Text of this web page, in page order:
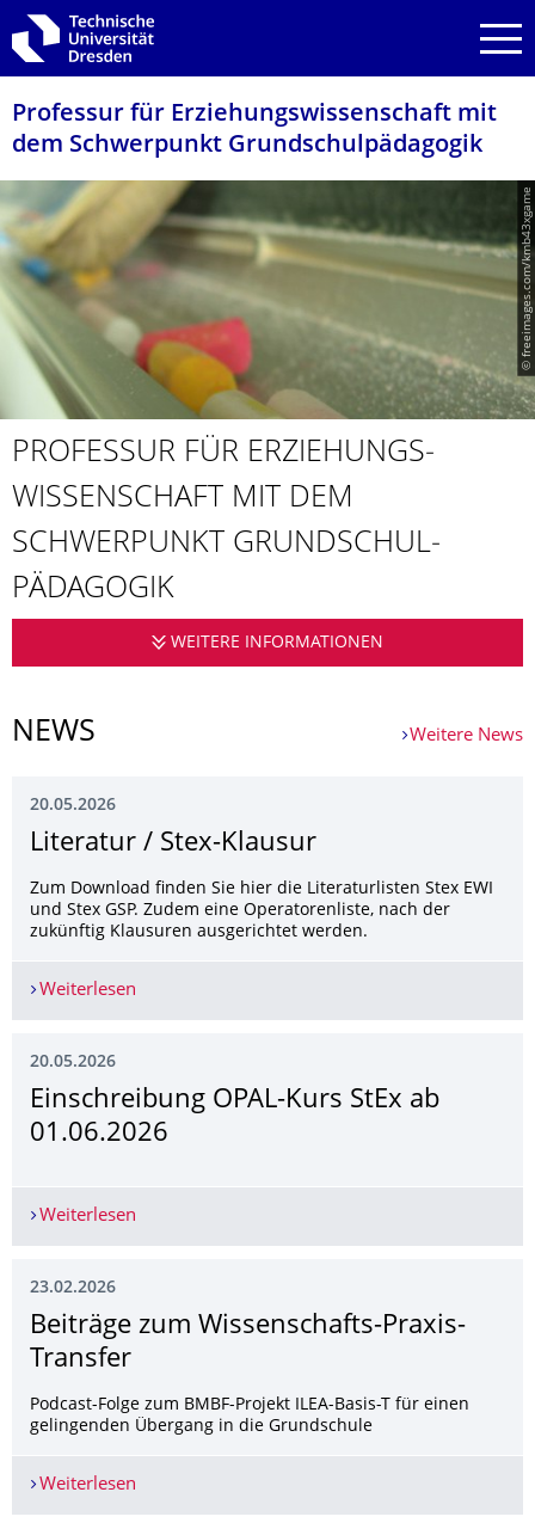
Zur Hauptnavigation springen
Zur Suche springen
Zum Inhalt springen
Professur für Erziehungswissen­schaft mit
dem Schwerpunkt Grundschulpädago­gik
© freeimages.com/kmb43xgame
PROFESSUR FÜR ERZIEHUNGS­
WISSENSCHAFT MIT DEM
SCHWERPUNKT GRUNDSCHUL­
PÄDAGOGIK
WEITERE INFORMATIONEN
NEWS Weitere News
20.05.2026
Literatur / Stex-Klausur
Zum Download finden Sie hier die Literaturlisten Stex EWI
und Stex GSP. Zudem eine Operatorenliste, nach der
zukünftig Klausuren ausgerichtet werden.
Weiterlesen
20.05.2026
Einschreibung OPAL-Kurs StEx ab
01.06.2026
Weiterlesen
23.02.2026
­­Beiträge zum Wissenschafts-Praxis-
Transfer
Podcast-Folge zum BMBF-Projekt ILEA-Basis-T für einen
gelingenden Übergang in die Grundschule
Weiterlesen